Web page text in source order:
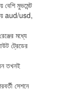
মুভমেন্ট
aud/usd,
মধ্যে
ট্রেডের
তখনই
সেশনে